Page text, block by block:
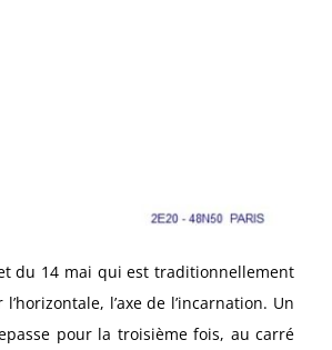
du 14 mai qui est traditionnellement
l’axe de l’incarnation. Un
pour la troisième fois, au carré